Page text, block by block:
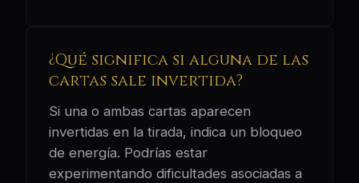
¿Qué significa si alguna de las
cartas sale invertida?
Si una o ambas cartas aparecen
invertidas en la tirada, indica un bloqueo
de energía. Podrías estar
experimentando dificultades asociadas a